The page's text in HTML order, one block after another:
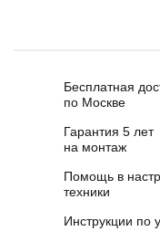
Бесплатная
по Москве
Гарантия 5 лет
на монтаж
Помощь в
техники
Инструкции по